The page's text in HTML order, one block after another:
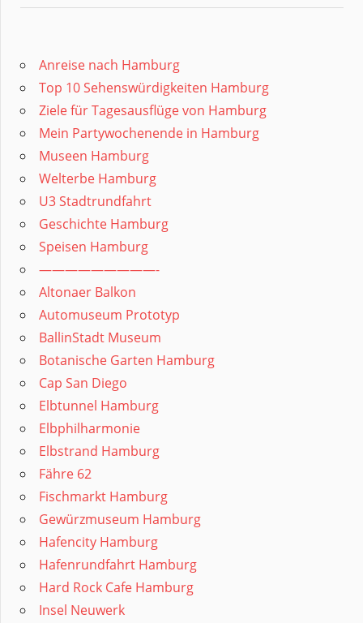
Anreise nach Hamburg
Top 10 Sehenswürdigkeiten Hamburg
Ziele für Tagesausflüge von Hamburg
Mein Partywochenende in Hamburg
Museen Hamburg
Welterbe Hamburg
U3 Stadtrundfahrt
Geschichte Hamburg
Speisen Hamburg
—————————-
Altonaer Balkon
Automuseum Prototyp
BallinStadt Museum
Botanische Garten Hamburg
Cap San Diego
Elbtunnel Hamburg
Elbphilharmonie
Elbstrand Hamburg
Fähre 62
Fischmarkt Hamburg
Gewürzmuseum Hamburg
Hafencity Hamburg
Hafenrundfahrt Hamburg
Hard Rock Cafe Hamburg
Insel Neuwerk